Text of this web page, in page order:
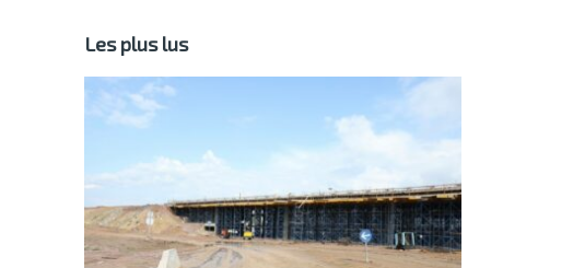
Les plus lus